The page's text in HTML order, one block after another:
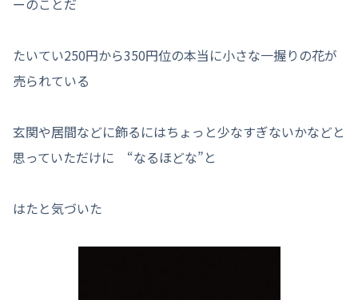
たいてい250円から350円位の本当に小さな一握りの花が
売られている
玄関や居間などに飾るにはちょっと少なすぎないかなどと
思っていただけに “なるほどな”と
はたと気づいた